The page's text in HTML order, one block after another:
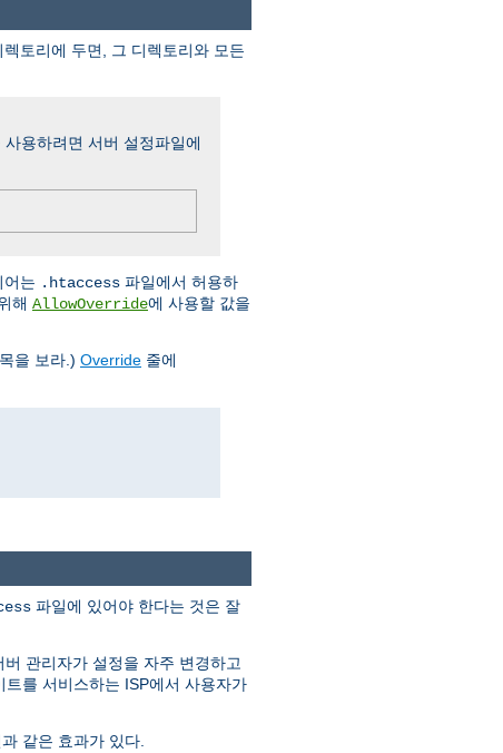
토리에 두면, 그 디렉토리와 모든
사용하려면 서버 설정파일에
어는 .htaccess 파일에서 허용하
해 AllowOverride에 사용할 값을
을 보라.) Override 줄에
파일에 있어야 한다는 것은 잘
관리자가 설정을 자주 변경하고
를 서비스하는 ISP에서 사용자가
같은 효과가 있다.